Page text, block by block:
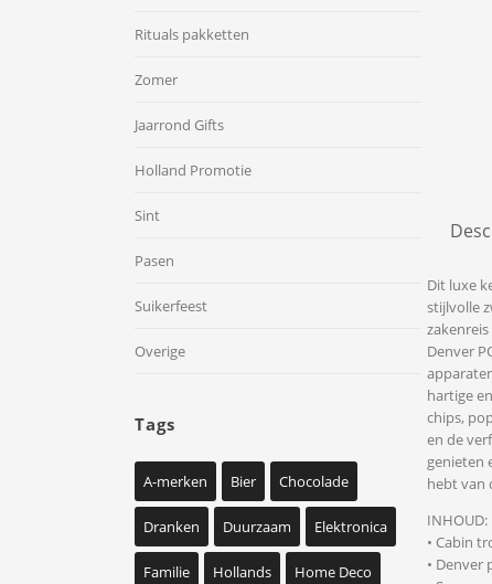
Rituals pakketten
Zomer
Jaarrond Gifts
Holland Promotie
Sint
Pasen
Suikerfeest
Overige
Tags
A-merken Bier Chocolade
Dranken Duurzaam Elektronica
Familie Hollands Home Deco
Dit luxe
stijlvolle
Denver
hartige
chips,
en de
genieten
hebt van
INHOUD:
• Cabin
• Denver